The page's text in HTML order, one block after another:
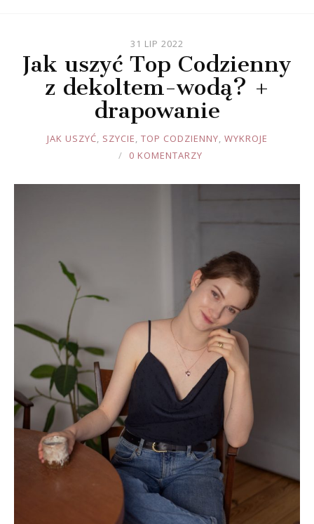
31 LIP 2022
Jak uszyć Top Codzienny
z dekoltem-wodą? +
drapowanie
JOULE
JAK USZYĆ, SZYCIE, TOP CODZIENNY, WYKROJE
0 KOMENTARZY